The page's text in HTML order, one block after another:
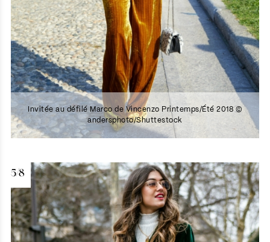
Invitée au défilé Marco de Vincenzo Printemps/Été 2018 ©
andersphoto/Shuttestock
5/8